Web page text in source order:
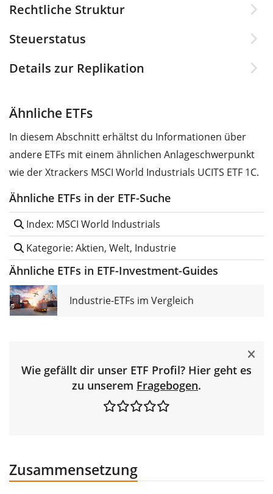
Rechtliche Struktur
Steuerstatus
Details zur Replikation
Ähnliche ETFs
In diesem Abschnitt erhältst du Informationen über
andere ETFs mit einem ähnlichen Anlageschwerpunkt
wie der Xtrackers MSCI World Industrials UCITS ETF 1C.
Ähnliche ETFs in der ETF-Suche
Index: MSCI World Industrials
Kategorie: Aktien, Welt, Industrie
Ähnliche ETFs in ETF-Investment-Guides
Industrie-ETFs im Vergleich
Wie gefällt dir unser ETF Profil? Hier geht es
zu unserem Fragebogen.
Zusammensetzung